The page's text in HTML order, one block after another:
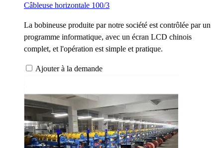
Câbleuse horizontale 100/3
La bobineuse produite par notre société est contrôlée par un
programme informatique, avec un écran LCD chinois
complet, et l'opération est simple et pratique.
Ajouter à la demande